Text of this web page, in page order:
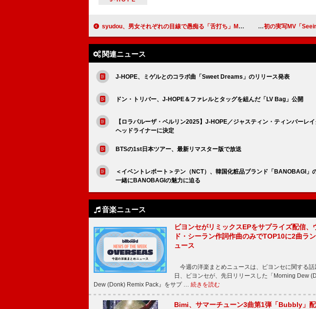
syudou、男女それぞれの目線で愚痴る「舌打ち」MV公開 Mori Calliope、初の実
関連ニュース
J-HOPE、ミゲルとのコラボ曲「Sweet Dreams」のリリース発表
ドン・トリバー、J-HOPE＆ファレルとタッグを組んだ「LV Bag」公開
【ロラパルーザ・ベルリン2025】J-HOPE／ジャスティン・ティンバーレ
ヘッドライナーに決定
BTSの1st日本ツアー、最新リマスター版で放送
＜イベントレポート＞テン（NCT）、韓国化粧品ブランド「BANOBAGI
一緒にBANOBAGIの魅力に迫る
音楽ニュース
ビヨンセがリミックスEPをサプライズ配信
ド・シーラン作詞作曲のみでTOP10に2曲ラ
ュース
今週の洋楽まとめニュースは、ビヨンセに関する
日、ビヨンセが、先日リリースした「Morning Dew
Dew (Donk) Remix Pack』をサプ … 続きを読む
Bimi、サマーチューン3曲第1弾「Bubbly」